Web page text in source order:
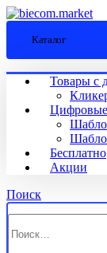
Каталог
Товары с
Бесплатно
Акции
Поиск